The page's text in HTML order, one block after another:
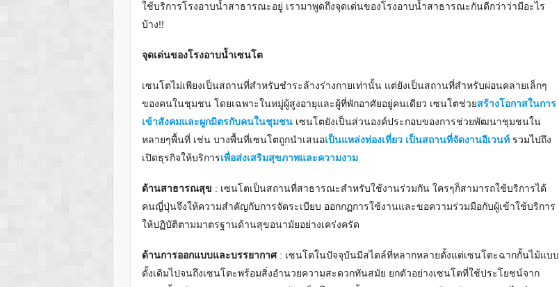
ใช้บริการโรงอาบน้ำสาธารณะอยู่ เรามาพูดถึงจุดเด่นของโรงอาบน้ำสาธารณะกันดีกว่าว่ามีอะไร
บ้าง!!
จุดเด่นของโรงอาบน้ำเซนโต
เซนโตไม่เพียงเป็นสถานที่สำหรับชำระล้างร่างกายเท่านั้น แต่ยังเป็นสถานที่สำหรับผ่อนคลายเล็กๆ
ของคนในชุมชน โดยเฉพาะในหมู่ผู้สูงอายุและผู้ที่พักอาศัยอยู่คนเดียว เซนโตช่วยสร้างโอกาสในการ
เข้าสังคมและผูกมิตรกับคนในชุมชน เซนโตยังเป็นส่วนองค์ประกอบของการช่วยพัฒนาชุมชนใน
หลายๆพื้นที่ เช่น บางพื้นที่เซนโตถูกนำเสนอเป็นแหล่งท่องเที่ยว เป็นสถานที่จัดงานอีเวนท์รวมไปถึง
เปิดธุรกิจให้บริการเพื่อส่งเสริมสุขภาพและความงาม
ด้านสาธารณสุข : เซนโตเป็นสถานที่สาธารณะสำหรับใช้งานร่วมกัน ใครๆก็สามารถใช้บริการได้
คนญี่ปุ่นจึงให้ความสำคัญกับการจัดระเบียบ ออกกฏการใช้งานและขอความร่วมมือกับผู้เข้าใช้บริการ
ให้ปฏิบัติตามมาตรฐานด้านสุขอนามัยอย่างเคร่งครัด
ด้านการออกแบบและบรรยากาศ: เซนโตในปัจจุบันมีสไตล์ที่หลากหลายตั้งแต่เซนโตะฉากกั้นไม้แบบ
ดั้งเดิมไปจนถึงเซนโตะพร้อมสิ่งอำนวยความสะดวกทันสมัย ยกตัวอย่างเซนโตที่ใช้ประโยชน์จาก